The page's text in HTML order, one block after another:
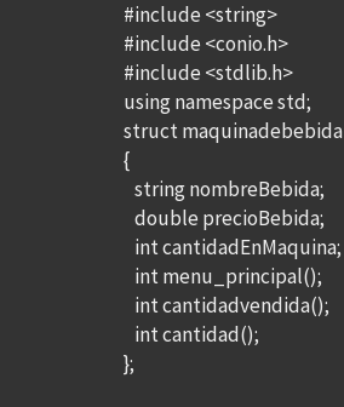
#include <string>
#include <conio.h>
#include <stdlib.h>
using namespace std;
struct maquinadebebida
{
string nombreBebida;
double precioBebida;
int cantidadEnMaquina;
int menu_principal();
int cantidadvendida();
int cantidad();
};